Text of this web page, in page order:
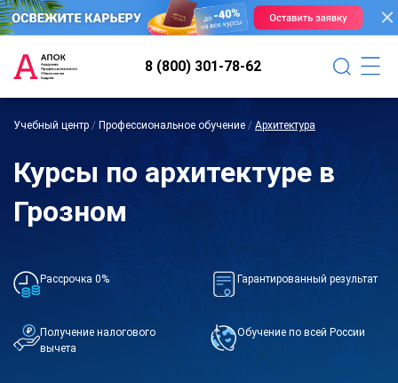
8 (800) 301-78-62
Учебный центр / Профессиональное обучение / Архитектура
Курсы по архитектуре в
Грозном
Рассрочка 0% Гарантированный результат
Получение налогового
вычета
Обучение по всей России